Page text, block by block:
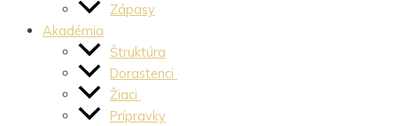
Zápasy
Akadémia
Štruktúra
Dorastenci
Žiaci
Prípravky